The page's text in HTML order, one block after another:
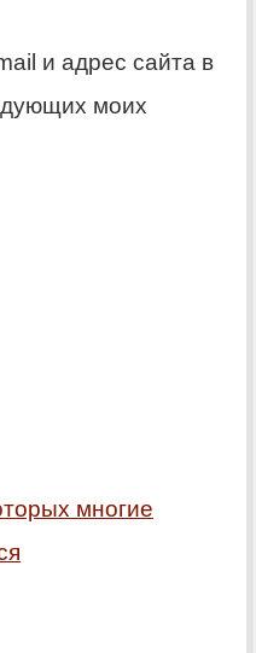
и адрес сайта в
моих
многие